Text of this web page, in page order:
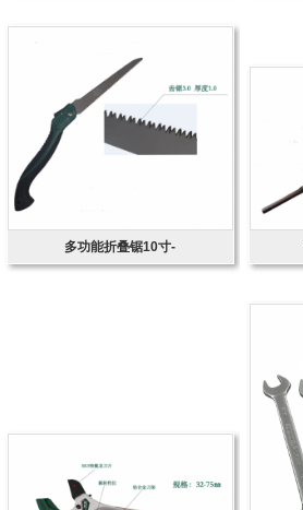
多功能折叠锯10寸-